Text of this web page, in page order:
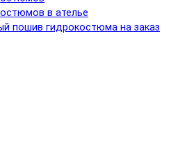
в ателье
пошив гидрокостюма на заказ